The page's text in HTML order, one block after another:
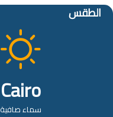
الطقس
Cairo
سماء صافية